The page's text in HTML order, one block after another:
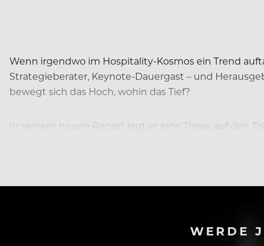
Wenn irgendwo im Hospitality-Kosmos ein Trend
Strategieberater, Keynote-Dauergast – und
bewegt sich das Hoch, wohin das Tief?
In seinem neuen Report legt er eine These auf den
WERDE